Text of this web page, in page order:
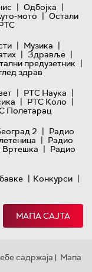
| Одбојка |
мото | Остали
| Музика |
| Здравље |
предузетник |
здрав
| РТС Наука |
| РТС Коло |
Полетарац
2 | Радио
| Радио
Вртешка | Радио
| Конкурси |
МАПА САЈТА
садржаја | Мапа